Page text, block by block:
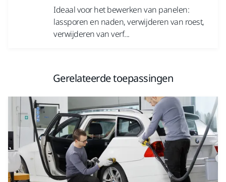
Ideaal voor het bewerken van panelen:
lassporen en naden, verwijderen van roest,
verwijderen van verf...
Gerelateerde toepassingen